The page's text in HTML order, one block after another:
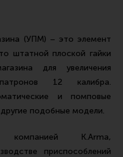
(УПМ) – это элемент
штатной плоской гайки
для увеличения
12 калибра.
и помповые
подобные модели.
компанией K.Arma,
приспособлений